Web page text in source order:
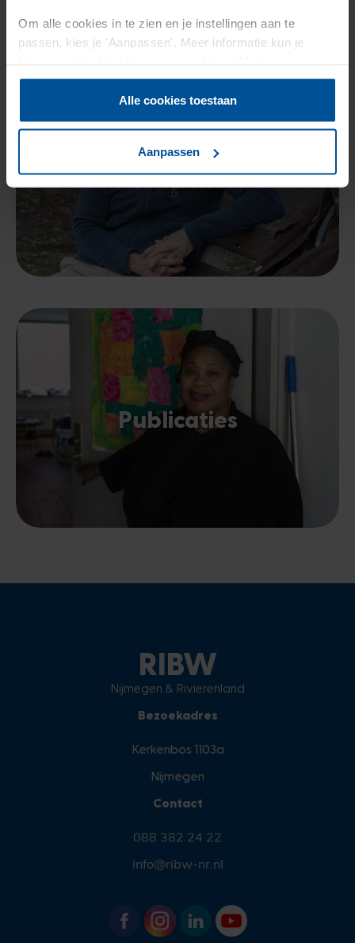
Om alle cookies in te zien en je instellingen aan te
passen, kies je 'Aanpassen'. Meer informatie kun je
Alle cookies toestaan
Aanpassen
Bestuur en
Toezicht
Publicaties
RIBW
Nijmegen & Rivierenland
Bezoekadres
Kerkenbos 1103a
Nijmegen
Contact
088 382 24 22
info@ribw-nr.nl